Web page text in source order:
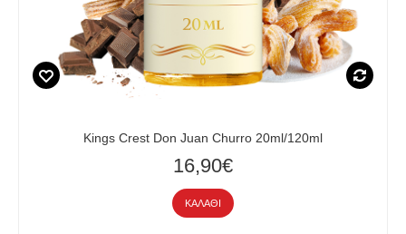
Kings Crest Don Juan Churro 20ml/120ml
16,90€
ΚΑΛΆΘΙ